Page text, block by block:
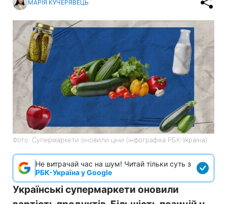
МАРІЯ КУЧЕРЯВЕЦЬ
Фото: Супермаркети оновили ціни (інфографіка РБК-Україна)
Не витрачай час на шум! Читай тільки суть з
РБК-Україна у Google
Українські супермаркети оновили